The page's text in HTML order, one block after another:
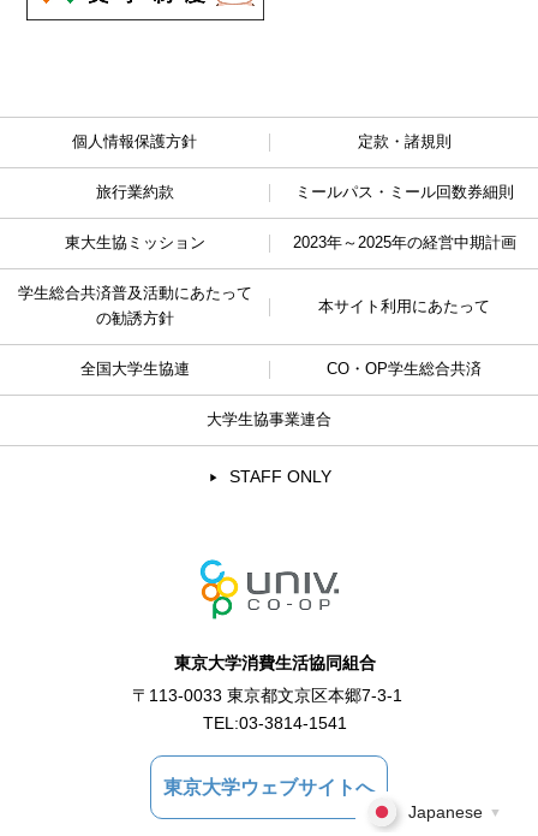
個人情報保護方針 定款・諸規則
旅行業約款 ミールパス・ミール回数券細則
東大生協ミッション 2023年～2025年の経営中期計画
学生総合共済普及活動にあたって
の勧誘方針
本サイト利用にあたって
全国大学生協連 CO・OP学生総合共済
大学生協事業連合
STAFF ONLY
東京大学消費生活協同組合
〒113-0033 東京都文京区本郷7-3-1
TEL:03-3814-1541
東京大学ウェブサイトへ
Japanese ▼